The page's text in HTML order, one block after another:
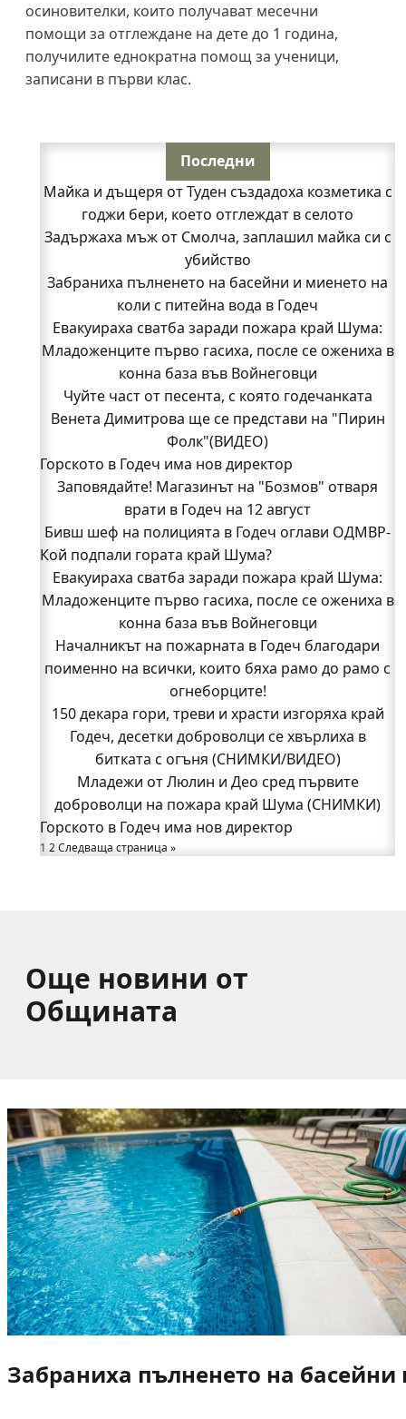
осиновителки, които получават месечни
помощи за отглеждане на дете до 1 година,
получилите еднократна помощ за ученици,
записани в първи клас.
Последни
Майка и дъщеря от Туден създадоха козметика с
годжи бери, което отглеждат в селото
Задържаха мъж от Смолча, заплашил майка си с
убийство
Забраниха пълненето на басейни и миенето на
коли с питейна вода в Годеч
Евакуираха сватба заради пожара край Шума:
Младоженците първо гасиха, после се ожениха в
конна база във Войнеговци
Чуйте част от песента, с която годечанката
Венета Димитрова ще се представи на "Пирин
Фолк"(ВИДЕО)
Горското в Годеч има нов директор
Заповядайте! Магазинът на "Бозмов" отваря
врати в Годеч на 12 август
Бивш шеф на полицията в Годеч оглави ОДМВР-
Видин
Кой подпали гората край Шума?
Младежи от Люлин и Део сред първите
доброволци на пожара край Шума (СНИМКИ)
Началникът на пожарната в Годеч благодари
поименно на всички, които бяха рамо до рамо с
огнеборците!
150 декара гори, треви и храсти изгоряха край
Годеч, десетки доброволци се хвърлиха в
битката с огъня (СНИМКИ/ВИДЕО)
Полицията влиза в селата
Възможни са прекъсвания на тока утре в части
от община Годеч
Какво накара Яна и Станимир да изберат Годеч
Кой подпали гората край Шума?
Евакуираха сватба заради пожара край Шума:
Младоженците първо гасиха, после се ожениха в
конна база във Войнеговци
Началникът на пожарната в Годеч благодари
поименно на всички, които бяха рамо до рамо с
огнеборците!
150 декара гори, треви и храсти изгоряха край
Годеч, десетки доброволци се хвърлиха в
битката с огъня (СНИМКИ/ВИДЕО)
Младежи от Люлин и Део сред първите
доброволци на пожара край Шума (СНИМКИ)
Горското в Годеч има нов директор
1 2Следваща страница »
Още новини от
Общината
Забраниха пълненето на